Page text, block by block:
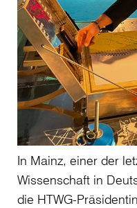
In Mainz, einer der
Wissenschaft in
die HTWG-